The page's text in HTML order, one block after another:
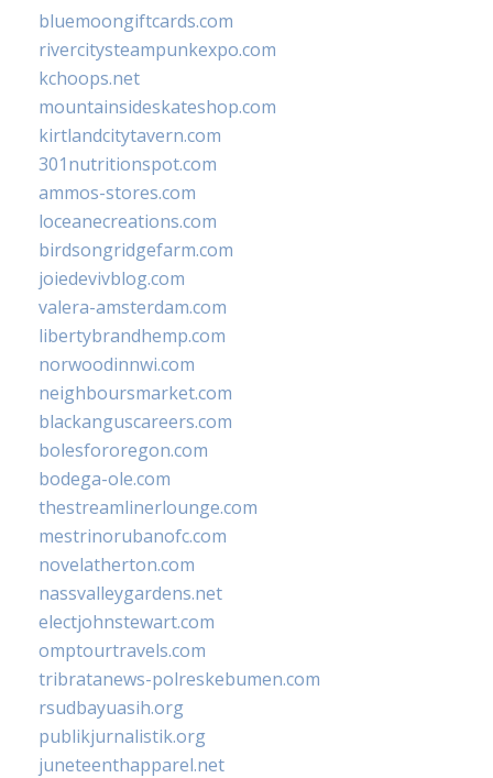
bluemoongiftcards.com
rivercitysteampunkexpo.com
kchoops.net
mountainsideskateshop.com
kirtlandcitytavern.com
301nutritionspot.com
ammos-stores.com
loceanecreations.com
birdsongridgefarm.com
joiedevivblog.com
valera-amsterdam.com
libertybrandhemp.com
norwoodinnwi.com
neighboursmarket.com
blackanguscareers.com
bolesfororegon.com
bodega-ole.com
thestreamlinerlounge.com
mestrinorubanofc.com
novelatherton.com
nassvalleygardens.net
electjohnstewart.com
omptourtravels.com
tribratanews-polreskebumen.com
rsudbayuasih.org
publikjurnalistik.org
juneteenthapparel.net